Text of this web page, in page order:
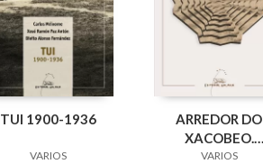
TUI 1900-1936
VARIOS
ARREDOR DO
XACOBEO.
DISCURSO DAS
VARIOS